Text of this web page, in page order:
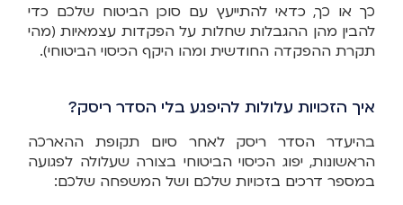
כך או כך, כדאי להתייעץ עם סוכן הביטוח שלכם כדי
להבין מהן ההגבלות שחלות על הפקדות עצמאיות (מהי
תקרת ההפקדה החודשית ומהו היקף הכיסוי הביטוחי).
איך הזכויות עלולות להיפגע בלי הסדר ריסק?
בהיעדר הסדר ריסק לאחר סיום תקופת ההארכה
הראשונות, יפוג הכיסוי הביטוחי בצורה שעלולה לפגועה
במספר דרכים בזכויות שלכם ושל המשפחה שלכם: